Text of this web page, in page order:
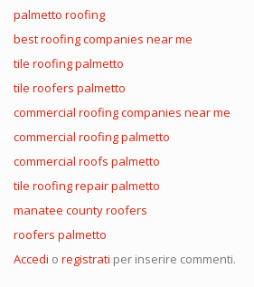
palmetto roofing
best roofing companies near me
tile roofing palmetto
tile roofers palmetto
commercial roofing companies near me
commercial roofing palmetto
commercial roofs palmetto
tile roofing repair palmetto
manatee county roofers
roofers palmetto
Accedi o registrati per inserire commenti.